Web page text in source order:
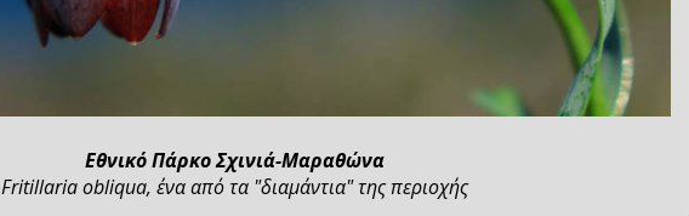
Εθνικό Πάρκο Σχινιά-Μαραθώνα
Fritillaria obliqua, ένα από τα "διαμάντια" της περιοχής